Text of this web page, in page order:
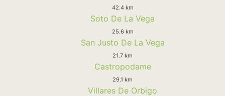
42.4 km
Soto De La Vega
25.6 km
San Justo De La Vega
21.7 km
Castropodame
29.1 km
Villares De Orbigo